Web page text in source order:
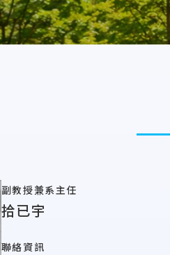
副教授兼系主任
拾已宇
聯絡資訊